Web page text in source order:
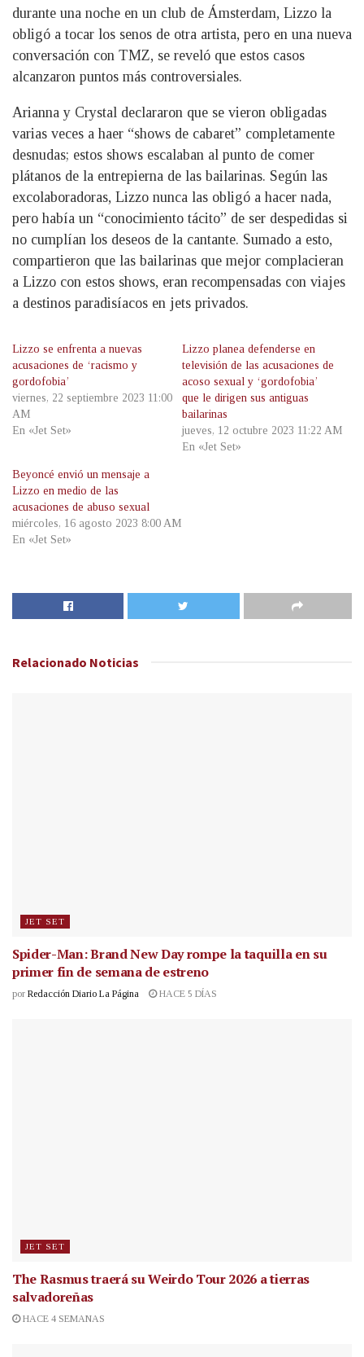
durante una noche en un club de Ámsterdam, Lizzo la
obligó a tocar los senos de otra artista, pero en una nueva
conversación con TMZ, se reveló que estos casos
alcanzaron puntos más controversiales.
Arianna y Crystal declararon que se vieron obligadas
varias veces a haer “shows de cabaret” completamente
desnudas; estos shows escalaban al punto de comer
plátanos de la entrepierna de las bailarinas. Según las
excolaboradoras, Lizzo nunca las obligó a hacer nada,
pero había un “conocimiento tácito” de ser despedidas si
no cumplían los deseos de la cantante. Sumado a esto,
compartieron que las bailarinas que mejor complacieran
a Lizzo con estos shows, eran recompensadas con viajes
a destinos paradisíacos en jets privados.
Lizzo se enfrenta a nuevas
acusaciones de ‘racismo y
gordofobia’
viernes, 22 septiembre 2023 11:00
AM
En «Jet Set»
Lizzo planea defenderse en
televisión de las acusaciones de
acoso sexual y ‘gordofobia’
que le dirigen sus antiguas
bailarinas
jueves, 12 octubre 2023 11:22 AM
En «Jet Set»
Beyoncé envió un mensaje a
Lizzo en medio de las
acusaciones de abuso sexual
miércoles, 16 agosto 2023 8:00 AM
En «Jet Set»
Relacionado Noticias
JET SET
Spider-Man: Brand New Day rompe la taquilla en su
primer fin de semana de estreno
por Redacción Diario La Página HACE 5 DÍAS
JET SET
The Rasmus traerá su Weirdo Tour 2026 a tierras
salvadoreñas
HACE 4 SEMANAS